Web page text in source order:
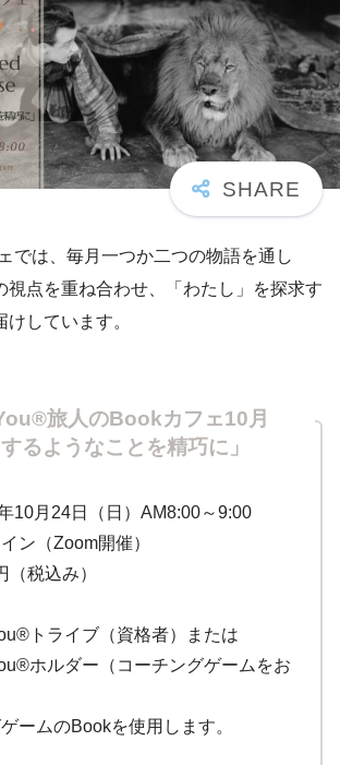
では、毎月一つか二つの物語を通し
視点を重ね合わせ、「わたし」を探求す
しています。
旅人のBookカフェ10月
するようなことを精巧に」
10月24日（日）AM8:00～9:00
ン（Zoom開催）
（税込み）
トライブ（資格者）または
ホルダー（コーチングゲームをお
ームのBookを使用します。